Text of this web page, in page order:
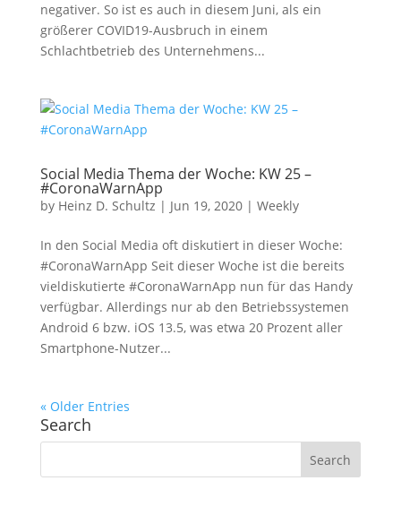
negativer. So ist es auch in diesem Juni, als ein
größerer COVID19-Ausbruch in einem
Schlachtbetrieb des Unternehmens...
Social Media Thema der Woche: KW 25 –
#CoronaWarnApp
by Heinz D. Schultz | Jun 19, 2020| Weekly
In den Social Media oft diskutiert in dieser Woche:
#CoronaWarnApp Seit dieser Woche ist die bereits
vieldiskutierte #CoronaWarnApp nun für das Handy
verfügbar. Allerdings nur ab den Betriebssystemen
Android 6 bzw. iOS 13.5, was etwa 20 Prozent aller
Smartphone-Nutzer...
« Older Entries
Search